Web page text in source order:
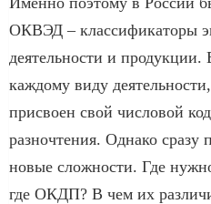
ОКВЭД – классификаторы
деятельности и продукции.
каждому виду
присвоен свой числовой
разночтения. Однако сразу
новые сложности. Где
где ОКДП? В чем их